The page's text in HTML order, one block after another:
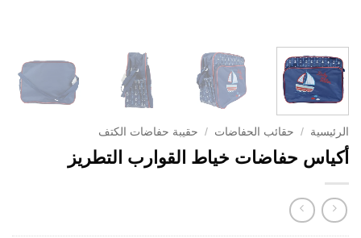
الرئيسية / حقائب الحفاضات / حقيبة حفاضات الكتف
أكياس حفاضات خياط القوارب التطريز